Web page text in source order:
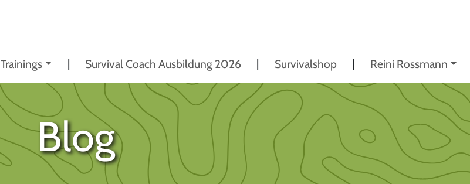
Trainings Survival Coach Ausbildung 2026 Survivalshop Reini Rossmann
Blog